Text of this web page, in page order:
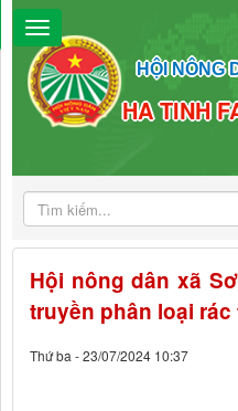
HỘI NÔNG
HA TINH
Hội nông dân xã
truyền phân loại
Thứ ba - 23/07/2024 10:37